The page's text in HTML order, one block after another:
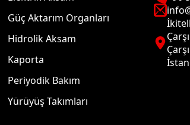
Güç Aktarım Organları
Hidrolik Aksam
Kaporta
Periyodik Bakım
Yürüyüş Takımları